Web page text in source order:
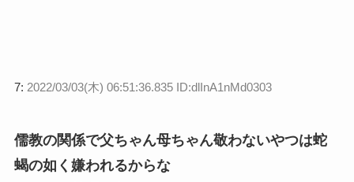
7: 2022/03/03(木) 06:51:36.835 ID:dlInA1nMd0303
儒教の関係で父ちゃん母ちゃん敬わないやつは蛇
蝎の如く嫌われるからな